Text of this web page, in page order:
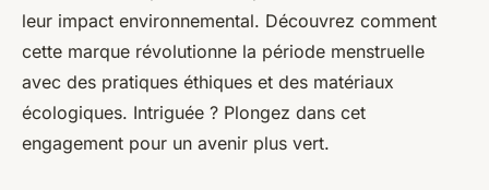
leur impact environnemental. Découvrez comment
cette marque révolutionne la période menstruelle
avec des pratiques éthiques et des matériaux
écologiques. Intriguée ? Plongez dans cet
engagement pour un avenir plus vert.